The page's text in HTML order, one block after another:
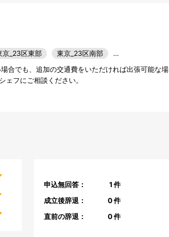
京_23区東部 東京_23区南部
…
合でも、追加の交通費をいただければ出張可能な場
ェフにご相談ください。
申込無回答： 1件
成立後辞退：
0件
直前の辞退：
0件